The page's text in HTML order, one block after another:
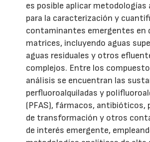
es posible aplicar metodologías
para la caracterización y
contaminantes emergentes en
matrices, incluyendo aguas
aguas residuales y otros
complejos. Entre los
análisis se encuentran las
perfluoroalquiladas y
(PFAS), fármacos, antibióticos,
de transformación y otros
de interés emergente,